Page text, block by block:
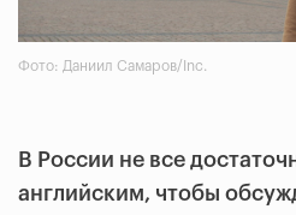
Фото: Даниил Самаров/Inc.
В России не все
английским, чтобы